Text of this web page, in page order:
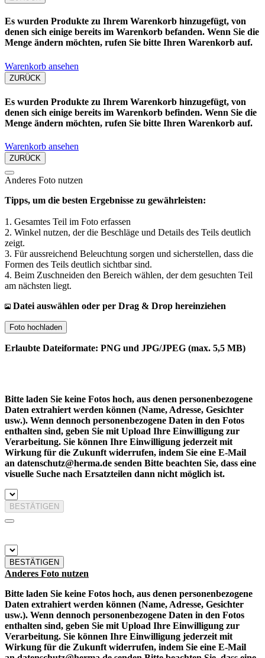
Es wurden Produkte zu Ihrem Warenkorb hinzugefügt, von
denen sich einige bereits im Warenkorb befanden. Wenn Sie die
Menge ändern möchten, rufen Sie bitte Ihren Warenkorb auf.
Warenkorb ansehen
ZURÜCK
Es wurden Produkte zu Ihrem Warenkorb hinzugefügt, von
denen sich einige bereits im Warenkorb befinden. Wenn Sie die
Menge ändern möchten, rufen Sie bitte Ihren Warenkorb auf.
Warenkorb ansehen
ZURÜCK
Anderes Foto nutzen
Tipps, um die besten Ergebnisse zu gewährleisten:
1. Gesamtes Teil im Foto erfassen
2. Winkel nutzen, der die Beschläge und Details des Teils deutlich
zeigt.
3. Für aussreichend Beleuchtung sorgen und sicherstellen, dass die
Formen des Teils deutlich sichtbar sind.
4. Beim Zuschneiden den Bereich wählen, der dem gesuchten Teil
am nächsten liegt.
Datei auswählen oder per Drag & Drop hereinziehen
Foto hochladen
Erlaubte Dateiformate: PNG und JPG/JPEG (max. 5,5 MB)
Bitte laden Sie keine Fotos hoch, aus denen personenbezogene
Daten extrahiert werden können (Name, Adresse, Gesichter
usw.). Wenn dennoch personenbezogene Daten in den Fotos
enthalten sind, geben Sie mit Upload Ihre Einwilligung zur
Verarbeitung. Sie können Ihre Einwilligung jederzeit mit
Wirkung für die Zukunft widerrufen, indem Sie eine E-Mail
an datenschutz@herma.de senden Bitte beachten Sie, dass eine
visuelle Suche nach Ersatzteilen dann nicht möglich ist.
BESTÄTIGEN
BESTÄTIGEN
Anderes Foto nutzen
Bitte laden Sie keine Fotos hoch, aus denen personenbezogene
Daten extrahiert werden können (Name, Adresse, Gesichter
usw.). Wenn dennoch personenbezogene Daten in den Fotos
enthalten sind, geben Sie mit Upload Ihre Einwilligung zur
Verarbeitung. Sie können Ihre Einwilligung jederzeit mit
Wirkung für die Zukunft widerrufen, indem Sie eine E-Mail